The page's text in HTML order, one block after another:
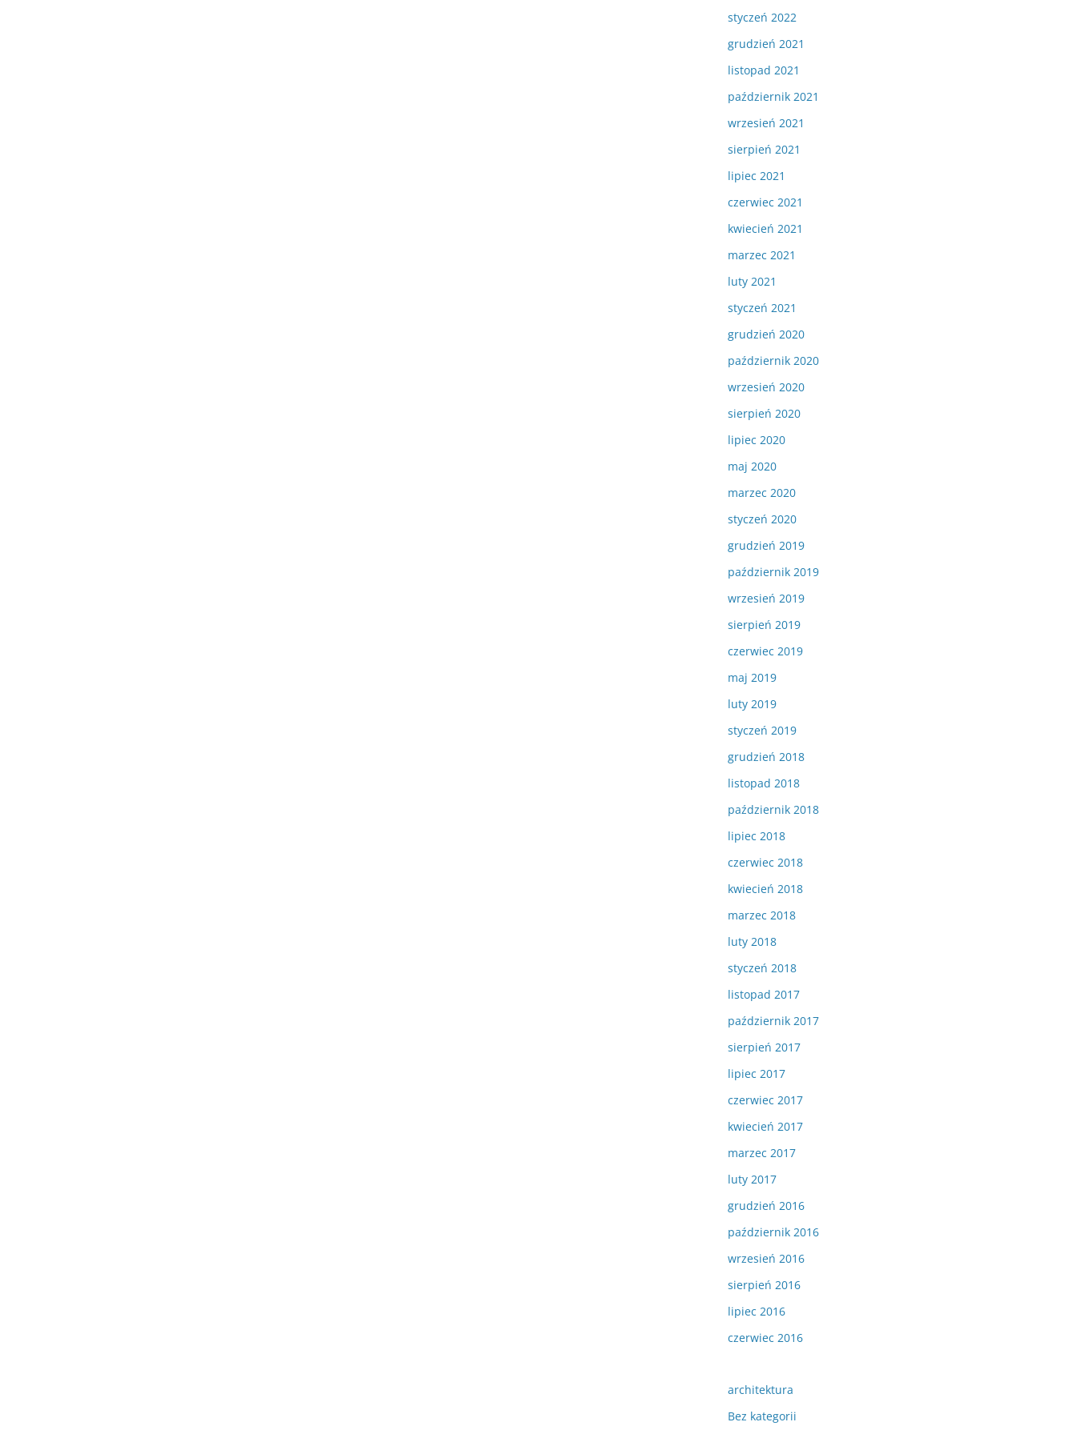
styczeń 2022
grudzień 2021
listopad 2021
październik 2021
wrzesień 2021
sierpień 2021
lipiec 2021
czerwiec 2021
kwiecień 2021
marzec 2021
luty 2021
styczeń 2021
grudzień 2020
październik 2020
wrzesień 2020
sierpień 2020
lipiec 2020
maj 2020
marzec 2020
styczeń 2020
grudzień 2019
październik 2019
wrzesień 2019
sierpień 2019
czerwiec 2019
maj 2019
luty 2019
styczeń 2019
grudzień 2018
listopad 2018
październik 2018
lipiec 2018
czerwiec 2018
kwiecień 2018
marzec 2018
luty 2018
styczeń 2018
listopad 2017
październik 2017
sierpień 2017
lipiec 2017
czerwiec 2017
kwiecień 2017
marzec 2017
luty 2017
grudzień 2016
październik 2016
wrzesień 2016
sierpień 2016
lipiec 2016
czerwiec 2016
architektura
Bez kategorii